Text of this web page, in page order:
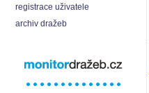
registrace uživatele
archiv dražeb